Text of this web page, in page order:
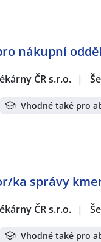
nákupní
ČR s.r.o. |
Vhodné také pro
ka správy
ČR s.r.o. |
Vhodné také pro